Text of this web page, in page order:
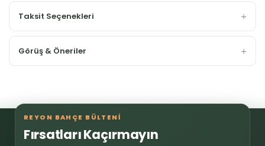
Taksit Seçenekleri
Görüş & Öneriler
REYON BAHÇE BÜLTENİ
Fırsatları Kaçırmayın